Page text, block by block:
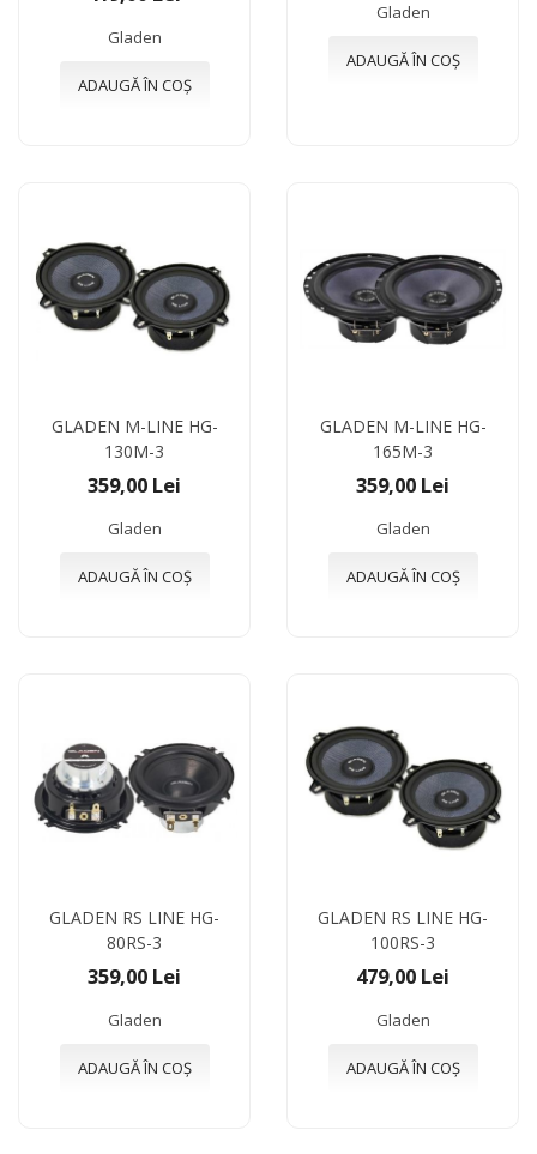
Gladen
ADAUGĂ ÎN COȘ
Gladen
ADAUGĂ ÎN COȘ
GLADEN M-LINE HG-
130M-3
359,00 Lei
Gladen
ADAUGĂ ÎN COȘ
GLADEN M-LINE HG-
165M-3
359,00 Lei
Gladen
ADAUGĂ ÎN COȘ
GLADEN RS LINE HG-
80RS-3
359,00 Lei
Gladen
ADAUGĂ ÎN COȘ
GLADEN RS LINE HG-
100RS-3
479,00 Lei
Gladen
ADAUGĂ ÎN COȘ